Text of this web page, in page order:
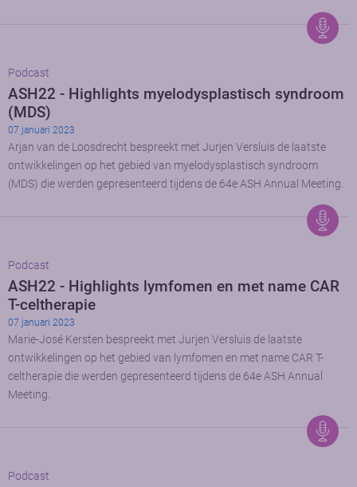
Podcast
ASH22 - Highlights myelodysplastisch syndroom
(MDS)
07 januari 2023
Arjan van de Loosdrecht bespreekt met Jurjen Versluis de laatste
ontwikkelingen op het gebied van myelodysplastisch syndroom
(MDS) die werden gepresenteerd tijdens de 64e ASH Annual Meeting.
Podcast
ASH22 - Highlights lymfomen en met name CAR
T-celtherapie
07 januari 2023
Marie-José Kersten bespreekt met Jurjen Versluis de laatste
ontwikkelingen op het gebied van lymfomen en met name CAR T-
celtherapie die werden gepresenteerd tijdens de 64e ASH Annual
Meeting.
Podcast